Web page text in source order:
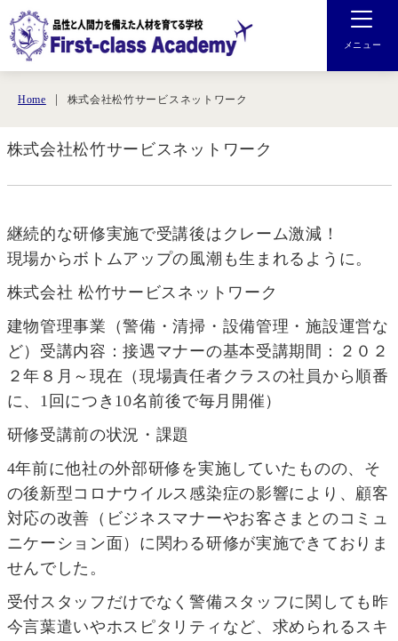
メニュー
Home 株式会社松竹サービスネットワーク
株式会社松竹サービスネットワーク
継続的な研修実施で受講後はクレーム激減！
現場からボトムアップの風潮も生まれるように。
株式会社 松竹サービスネットワーク
建物管理事業（警備・清掃・設備管理・施設運営な
ど）受講内容：接遇マナーの基本受講期間：２０２
２年８月～現在（現場責任者クラスの社員から順番
に、1回につき10名前後で毎月開催）
研修受講前の状況・課題
4年前に他社の外部研修を実施していたものの、そ
の後新型コロナウイルス感染症の影響により、顧客
対応の改善（ビジネスマナーやお客さまとのコミュ
ニケーション面）に関わる研修が実施できておりま
せんでした。
受付スタッフだけでなく警備スタッフに関しても昨
今言葉遣いやホスピタリティなど、求められるスキ